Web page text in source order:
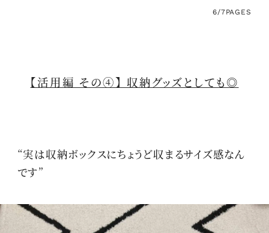
6/7PAGES
【活用編 その④】 収納グッズとしても◎
“実は収納ボックスにちょうど収まるサイズ感なん
です”